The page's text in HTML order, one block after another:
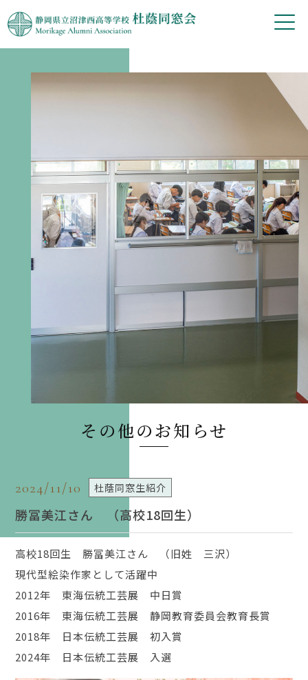
その他のお知らせ
2024/11/10 杜蔭同窓生紹介
勝冨美江さん （高校18回生）
高校18回生 勝冨美江さん （旧姓 三沢）
現代型絵染作家として活躍中
2012年 東海伝統工芸展 中日賞
2016年 東海伝統工芸展 静岡教育委員会教育長賞
2018年 日本伝統工芸展 初入賞
2024年 日本伝統工芸展 入選